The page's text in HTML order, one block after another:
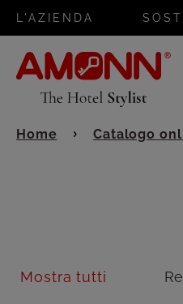
L'AZIENDA
Home Catalogo
Mostra tutti